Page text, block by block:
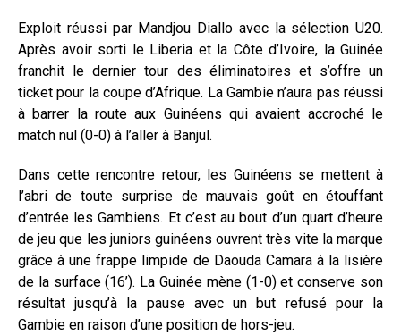
Exploit réussi par Mandjou Diallo avec la sélection U20.
Après avoir sorti le Liberia et la Côte d’Ivoire, la Guinée
franchit le dernier tour des éliminatoires et s’offre un
ticket pour la coupe d’Afrique. La Gambie n’aura pas réussi
à barrer la route aux Guinéens qui avaient accroché le
match nul (0-0) à l’aller à Banjul.
Dans cette rencontre retour, les Guinéens se mettent à
l’abri de toute surprise de mauvais goût en étouffant
d’entrée les Gambiens. Et c’est au bout d’un quart d’heure
de jeu que les juniors guinéens ouvrent très vite la marque
grâce à une frappe limpide de Daouda Camara à la lisière
de la surface (16’). La Guinée mène (1-0) et conserve son
résultat jusqu’à la pause avec un but refusé pour la
Gambie en raison d’une position de hors-jeu.